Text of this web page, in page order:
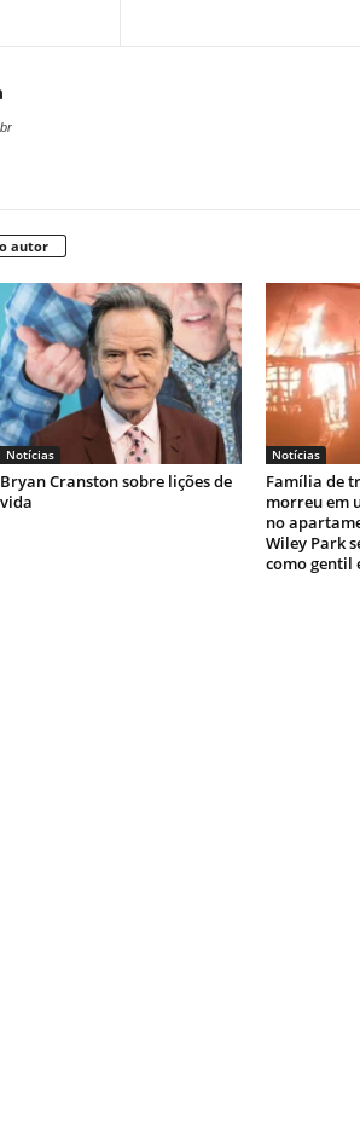
autor
Notícias
Bryan Cranston sobre lições de
vida
Notícias
Família de
morreu em
no
Wiley Park
como gentil